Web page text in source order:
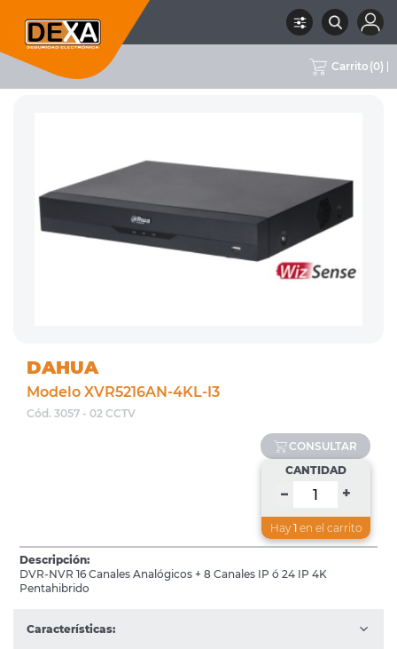
Carrito (0)
RUBRO SUBRUBRO
DAHUA
Modelo XVR5216AN-4KL-I3
Cód. 3057 - 02 CCTV
CONSULTAR
CANTIDAD
– +
Hay 1en el carrito
Descripción:
DVR-NVR 16 Canales Analógicos + 8 Canales IP ó 24 IP 4K
Pentahibrido
Características: